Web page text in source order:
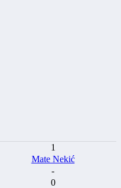
1
Mate Nekić
-
0